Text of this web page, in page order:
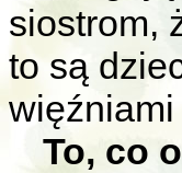
siostrom,
to są
To, co